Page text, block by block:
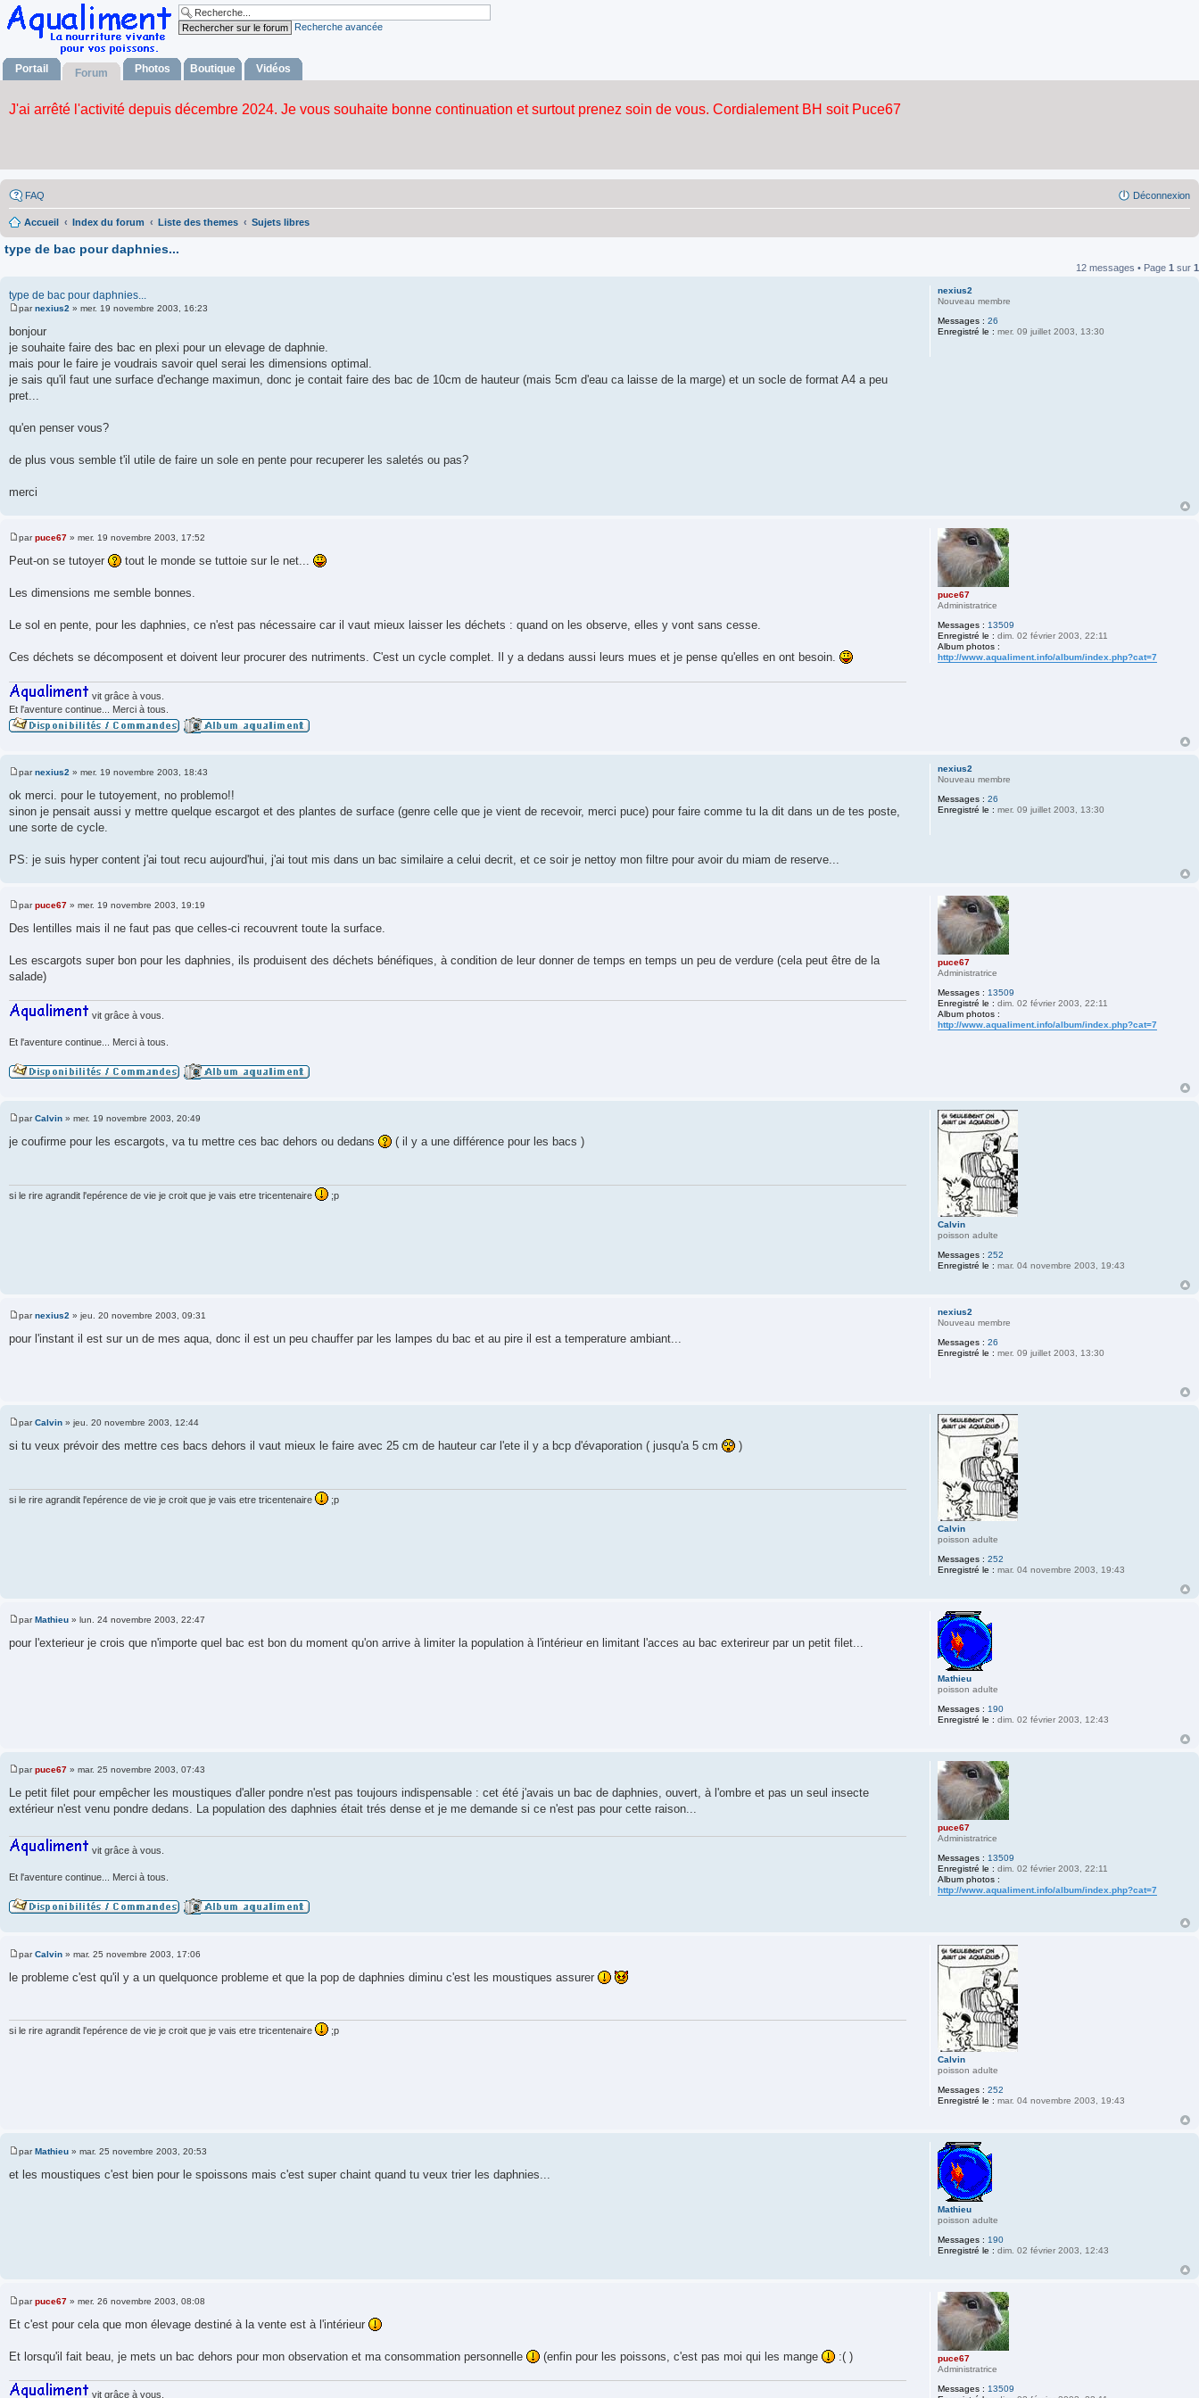
Recherche avancée
Portail Forum Photos Boutique Vidéos
FAQ Déconnexion
Accueil Index du forum Liste des themes Sujets libres
type de bac pour daphnies...
12 messages • Page 1 sur 1
nexius2
Nouveau membre
Messages : 26
Enregistré le : mer. 09 juillet 2003, 13:30
type de bac pour daphnies...
e
s
s
a
g
e
parnexius2 » mer. 19 novembre 2003, 16:23
bonjour
je souhaite faire des bac en plexi pour un elevage de daphnie.
mais pour le faire je voudrais savoir quel serai les dimensions optimal.
je sais qu'il faut une surface d'echange maximun, donc je contait faire des bac de 10cm de hauteur (mais 5cm d'eau ca laisse de la marge) et un socle de format A4 a peu
pret...
qu'en penser vous?
de plus vous semble t'il utile de faire un sole en pente pour recuperer les saletés ou pas?
merci
puce67
Administratrice
Messages : 13509
Enregistré le : dim. 02 février 2003, 22:11
Album photos :
http://www.aqualiment.info/album/index.php?cat=7
M
s
g
parpuce67 » mer. 19 novembre 2003, 17:52
Peut-on se tutoyer tout le monde se tuttoie sur le net...
Les dimensions me semble bonnes.
Le sol en pente, pour les daphnies, ce n'est pas nécessaire car il vaut mieux laisser les déchets : quand on les observe, elles y vont sans cesse.
Ces déchets se décomposent et doivent leur procurer des nutriments. C'est un cycle complet. Il y a dedans aussi leurs mues et je pense qu'elles en ont besoin.
vit grâce à vous.
Et l'aventure continue... Merci à tous.
nexius2
Nouveau membre
Messages : 26
Enregistré le : mer. 09 juillet 2003, 13:30
e
s
s
a
g
parnexius2 » mer. 19 novembre 2003, 18:43
ok merci. pour le tutoyement, no problemo!!
sinon je pensait aussi y mettre quelque escargot et des plantes de surface (genre celle que je vient de recevoir, merci puce) pour faire comme tu la dit dans un de tes poste,
une sorte de cycle.
PS: je suis hyper content j'ai tout recu aujourd'hui, j'ai tout mis dans un bac similaire a celui decrit, et ce soir je nettoy mon filtre pour avoir du miam de reserve...
puce67
Administratrice
Messages : 13509
Enregistré le : dim. 02 février 2003, 22:11
Album photos :
http://www.aqualiment.info/album/index.php?cat=7
M
s
g
e
parpuce67 » mer. 19 novembre 2003, 19:19
Des lentilles mais il ne faut pas que celles-ci recouvrent toute la surface.
Les escargots super bon pour les daphnies, ils produisent des déchets bénéfiques, à condition de leur donner de temps en temps un peu de verdure (cela peut être de la
salade)
vit grâce à vous.
Et l'aventure continue... Merci à tous.
Calvin
poisson adulte
Messages : 252
Enregistré le : mar. 04 novembre 2003, 19:43
M
e
s
e
parCalvin » mer. 19 novembre 2003, 20:49
je coufirme pour les escargots, va tu mettre ces bac dehors ou dedans ( il y a une différence pour les bacs )
si le rire agrandit l'epérence de vie je croit que je vais etre tricentenaire ;p
nexius2
Nouveau membre
Messages : 26
Enregistré le : mer. 09 juillet 2003, 13:30
M
e
s
parnexius2 » jeu. 20 novembre 2003, 09:31
pour l'instant il est sur un de mes aqua, donc il est un peu chauffer par les lampes du bac et au pire il est a temperature ambiant...
Calvin
poisson adulte
Messages : 252
Enregistré le : mar. 04 novembre 2003, 19:43
M
e
s
e
parCalvin » jeu. 20 novembre 2003, 12:44
si tu veux prévoir des mettre ces bacs dehors il vaut mieux le faire avec 25 cm de hauteur car l'ete il y a bcp d'évaporation ( jusqu'a 5 cm )
si le rire agrandit l'epérence de vie je croit que je vais etre tricentenaire ;p
Mathieu
poisson adulte
Messages : 190
Enregistré le : dim. 02 février 2003, 12:43
M
e
s
parMathieu » lun. 24 novembre 2003, 22:47
pour l'exterieur je crois que n'importe quel bac est bon du moment qu'on arrive à limiter la population à l'intérieur en limitant l'acces au bac exterireur par un petit filet...
puce67
Administratrice
Messages : 13509
Enregistré le : dim. 02 février 2003, 22:11
Album photos :
http://www.aqualiment.info/album/index.php?cat=7
M
e
s
s
e
parpuce67 » mar. 25 novembre 2003, 07:43
Le petit filet pour empêcher les moustiques d'aller pondre n'est pas toujours indispensable : cet été j'avais un bac de daphnies, ouvert, à l'ombre et pas un seul insecte
extérieur n'est venu pondre dedans. La population des daphnies était trés dense et je me demande si ce n'est pas pour cette raison...
vit grâce à vous.
Et l'aventure continue... Merci à tous.
Calvin
poisson adulte
Messages : 252
Enregistré le : mar. 04 novembre 2003, 19:43
M
s
e
parCalvin » mar. 25 novembre 2003, 17:06
le probleme c'est qu'il y a un quelquonce probleme et que la pop de daphnies diminu c'est les moustiques assurer
si le rire agrandit l'epérence de vie je croit que je vais etre tricentenaire ;p
Mathieu
poisson adulte
Messages : 190
Enregistré le : dim. 02 février 2003, 12:43
M
e
s
parMathieu » mar. 25 novembre 2003, 20:53
et les moustiques c'est bien pour le spoissons mais c'est super chaint quand tu veux trier les daphnies...
puce67
Administratrice
Messages : 13509
M
e
s
a
g
parpuce67 » mer. 26 novembre 2003, 08:08
Et c'est pour cela que mon élevage destiné à la vente est à l'intérieur
Et lorsqu'il fait beau, je mets un bac dehors pour mon observation et ma consommation personnelle (enfin pour les poissons, c'est pas moi qui les mange :( )
vit grâce à vous.